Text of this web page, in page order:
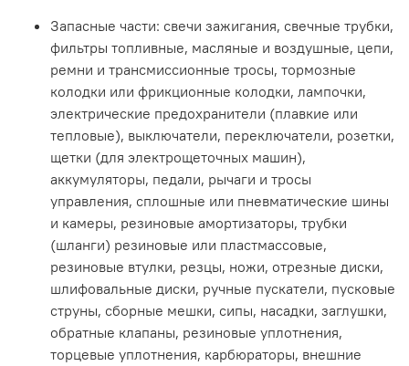
Запасные части: свечи зажигания, свечные трубки,
фильтры топливные, масляные и воздушные, цепи,
ремни и трансмиссионные тросы, тормозные
колодки или фрикционные колодки, лампочки,
электрические предохранители (плавкие или
тепловые), выключатели, переключатели, розетки,
щетки (для электрощеточных машин),
аккумуляторы, педали, рычаги и тросы
управления, сплошные или пневматические шины
и камеры, резиновые амортизаторы, трубки
(шланги) резиновые или пластмассовые,
резиновые втулки, резцы, ножи, отрезные диски,
шлифовальные диски, ручные пускатели, пусковые
струны, сборные мешки, сипы, насадки, заглушки,
обратные клапаны, резиновые уплотнения,
торцевые уплотнения, карбюраторы, внешние